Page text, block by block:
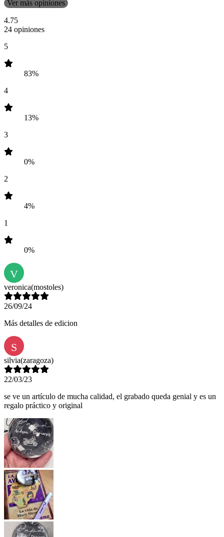
Ver más opiniones
4.75
24 opiniones
5
83%
4
13%
3
0%
2
4%
1
0%
V
veronica(mostoles)
26/09/24
Más detalles de edicion
S
silvia(zaragoza)
22/03/23
se ve un artículo de mucha calidad, el grabado queda genial y es un
regalo práctico y original